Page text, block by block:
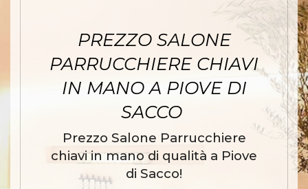
PREZZO SALONE
PARRUCCHIERE CHIAVI
IN MANO A PIOVE DI
SACCO
Prezzo Salone Parrucchiere
chiavi in mano di qualità a Piove
di Sacco!